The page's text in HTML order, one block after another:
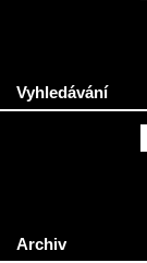
Vyhledávání
Archiv